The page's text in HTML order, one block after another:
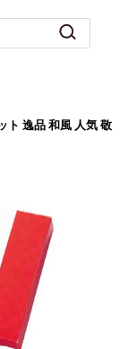
ト 逸品 和風 人気 敬